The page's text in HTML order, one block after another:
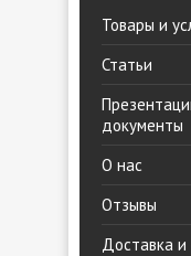
Товары и
Статьи
документы
О нас
Отзывы
Доставка и